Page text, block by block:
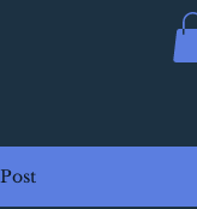
Post